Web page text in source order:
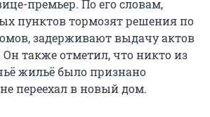
премьер. По его словам,
пунктов тормозят решения по
задерживают выдачу актов
Он также отметил, что никто из
жильё было признано
переехал в новый дом.